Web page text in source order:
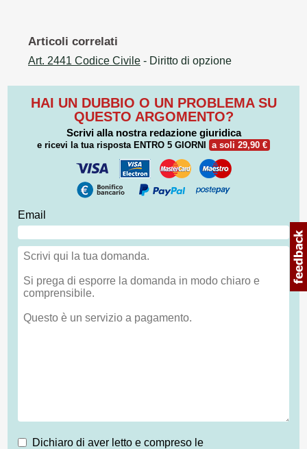
Articoli correlati
Art. 2441 Codice Civile - Diritto di opzione
HAI UN DUBBIO O UN PROBLEMA SU
QUESTO ARGOMENTO?
Scrivi alla nostra redazione giuridica
e ricevi la tua risposta ENTRO 5 GIORNI a soli 29,90 €
Email
Dichiaro di aver letto e compreso le